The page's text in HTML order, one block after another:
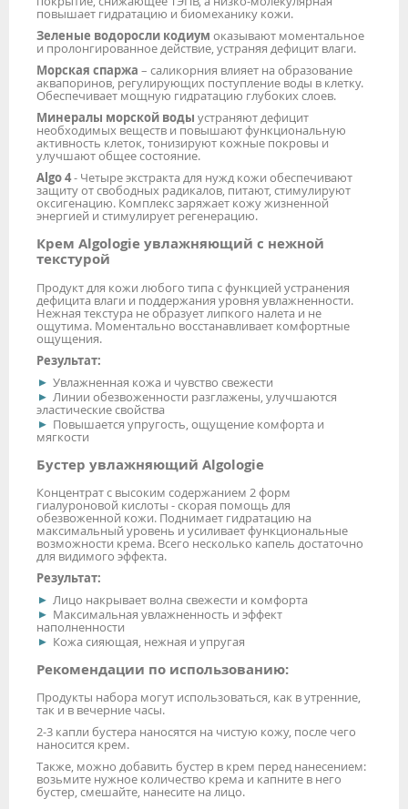
повышает гидратацию и биомеханику кожи.
Зеленые водоросли кодиум оказывают моментальное
и пролонгированное действие, устраняя дефицит влаги.
Морская спаржа – саликорния влияет на образование
аквапоринов, регулирующих поступление воды в клетку.
Обеспечивает мощную гидратацию глубоких слоев.
Минералы морской воды устраняют дефицит
необходимых веществ и повышают функциональную
активность клеток, тонизируют кожные покровы и
улучшают общее состояние.
Algo 4- Четыре экстракта для нужд кожи обеспечивают
защиту от свободных радикалов, питают, стимулируют
оксигенацию. Комплекс заряжает кожу жизненной
энергией и стимулирует регенерацию.
Крем Algologie увлажняющий с нежной
текстурой
Продукт для кожи любого типа с функцией устранения
дефицита влаги и поддержания уровня увлажненности.
Нежная текстура не образует липкого налета и не
ощутима. Моментально восстанавливает комфортные
ощущения.
Результат:
Увлажненная кожа и чувство свежести
Линии обезвоженности разглажены, улучшаются
эластические свойства
Повышается упругость, ощущение комфорта и
мягкости
Бустер увлажняющий Algologie
Концентрат с высоким содержанием 2 форм
гиалуроновой кислоты - скорая помощь для
обезвоженной кожи. Поднимает гидратацию на
максимальный уровень и усиливает функциональные
возможности крема. Всего несколько капель достаточно
для видимого эффекта.
Результат:
Лицо накрывает волна свежести и комфорта
Максимальная увлажненность и эффект
наполненности
Кожа сияющая, нежная и упругая
Рекомендации по использованию:
Продукты набора могут использоваться, как в утренние,
так и в вечерние часы.
2-3 капли бустера наносятся на чистую кожу, после чего
наносится крем.
Также, можно добавить бустер в крем перед нанесением:
возьмите нужное количество крема и капните в него
бустер, смешайте, нанесите на лицо.